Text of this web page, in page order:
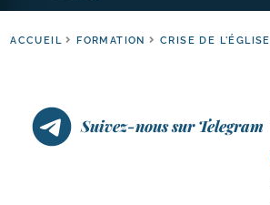
ACCUEIL FORMATION CRISE DE L'ÉGLISE
Suivez-nous sur Telegram